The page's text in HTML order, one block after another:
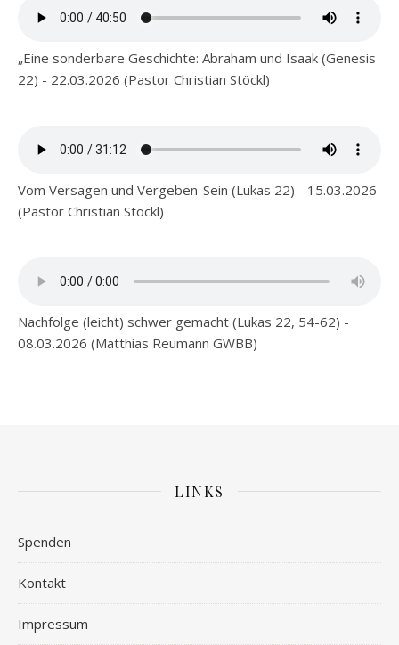
„Eine sonderbare Geschichte: Abraham und Isaak (Genesis
22) - 22.03.2026 (Pastor Christian Stöckl)
Vom Versagen und Vergeben-Sein (Lukas 22) - 15.03.2026
(Pastor Christian Stöckl)
Nachfolge (leicht) schwer gemacht (Lukas 22, 54-62) -
08.03.2026 (Matthias Reumann GWBB)
LINKS
Spenden
Kontakt
Impressum